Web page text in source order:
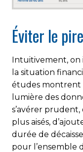
Éviter le pire
Intuitivement, on
la situation
études montrent
lumière des
s’avérer
plus aisés,
durée de
pour l’ensemble